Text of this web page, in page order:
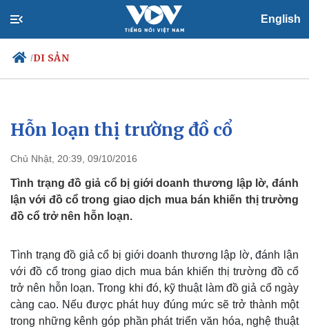
English
/DI SẢN
Chính trị
Tổ chức nhân sự
Quốc hội
Nhận diện sự thật
Xã hội
Giáo dục
Việc làm
Hỗn loạn thị trường đồ cổ
Chủ Nhật, 20:39, 09/10/2016
Tình trạng đồ giả cổ bị giới doanh thương lập lờ, đánh
lận với đồ cổ trong giao dịch mua bán khiến thị trường
đồ cổ trở nên hỗn loạn.
Tình trạng đồ giả cổ bị giới doanh thương lập lờ, đánh lận
với đồ cổ trong giao dịch mua bán khiến thị trường đồ cổ
trở nên hỗn loạn. Trong khi đó, kỹ thuật làm đồ giả cổ ngày
càng cao. Nếu được phát huy đúng mức sẽ trở thành một
trong những kênh góp phần phát triển văn hóa, nghệ thuật